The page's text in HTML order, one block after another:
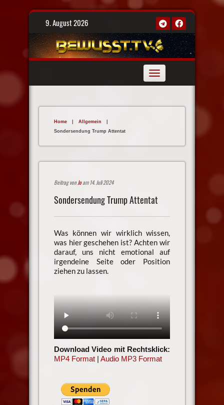
Skip
9. August 2026
Toggle
navigation
Home | Allgemein
|
Sondersendung Trump Attentat
Beitrag vonJoam 14. Juli 2024
Sondersendung Trump Attentat
Was können wir wirklich wissen,
was hier geschehen ist? Achten wir
darauf, uns nicht emotional auf
irgendeine Seite oder Position
ziehen zu lassen.
Download Video mit Rechtsklick:
MP4 Format| Audio MP3 Format